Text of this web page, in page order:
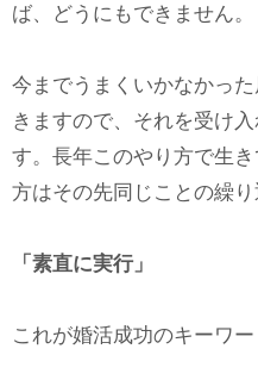
ば、どうにもできません。
今までうまくいかなかっ
きますので、それを受け
す。長年このやり方で生
方はその先同じことの繰り
「素直に実行」
これが婚活成功のキーワー